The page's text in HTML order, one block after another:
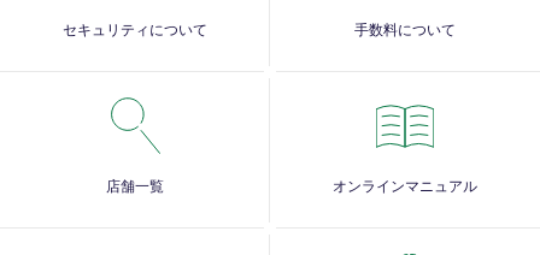
セキュリティについて 手数料について
店舗一覧 オンラインマニュアル